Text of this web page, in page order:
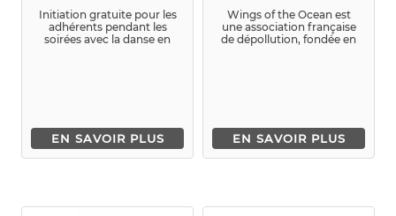
Initiation gratuite pour les
adhérents pendant les
soirées avec la danse en
EN SAVOIR PLUS
LOCALE LYON
Wings of the Ocean est
une association française
de dépollution, fondée en
EN SAVOIR PLUS